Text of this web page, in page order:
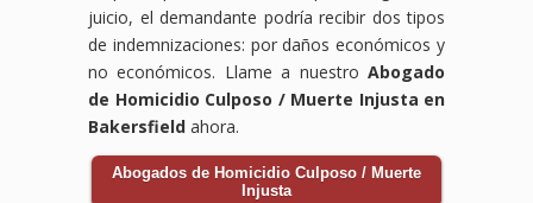
juicio, el demandante podría recibir dos tipos
de indemnizaciones: por daños económicos y
no económicos. Llame a nuestro Abogado
de Homicidio Culposo / Muerte Injusta en
Bakersfield ahora.
Abogados de Homicidio Culposo / Muerte
Injusta